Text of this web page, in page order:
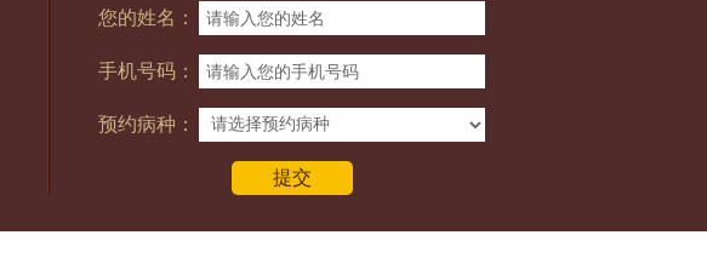
您的姓名：
手机号码：
预约病种：